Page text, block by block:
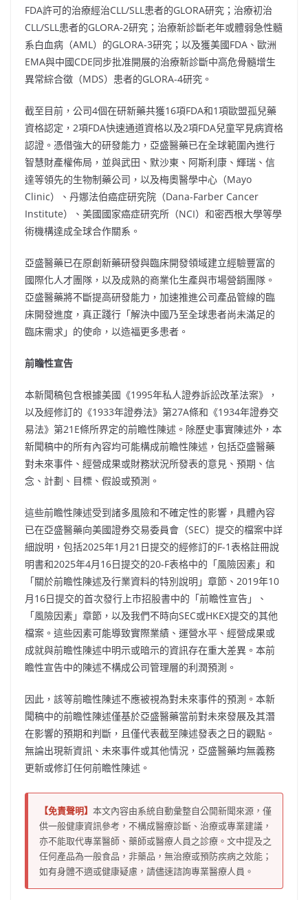
FDA許可的治療經治CLL/SLL患者的GLORA研究；治療初治
CLL/SLL患者的GLORA-2研究；治療新診斷老年或體弱急性髓
系白血病（AML）的GLORA-3研究；以及獲美國FDA、歐洲
EMA與中國CDE同步批准開展的治療新診斷中高危骨髓增生
異常綜合徵（MDS）患者的GLORA-4研究。
截至目前，公司4個在研新藥共獲16項FDA和1項歐盟孤兒藥
資格認定，2項FDA快速通道資格以及2項FDA兒童罕見病資格
認證。憑借強大的研發能力，亞盛醫藥已在全球範圍內進行
智慧財產權佈局，並與武田、默沙東、阿斯利康、輝瑞、信
達等領先的生物制藥公司，以及梅奧醫學中心（Mayo
Clinic）、丹娜法伯癌症研究院（Dana-Farber Cancer
Institute）、美國國家癌症研究所（NCI）和密西根大學等學
術機構達成全球合作關系。
亞盛醫藥已在原創新藥研發與臨床開發領域建立經驗豐富的
國際化人才團隊，以及成熟的商業化生產與市場營銷團隊。
亞盛醫藥將不斷提高研發能力，加速推進公司產品管線的臨
床開發進度，真正踐行「解決中國乃至全球患者尚未滿足的
臨床需求」的使命，以造福更多患者。
前瞻性宣告
本新聞稿包含根據美國《1995年私人證券訴訟改革法案》，
以及經修訂的《1933年證券法》第27A條和《1934年證券交
易法》第21E條所界定的前瞻性陳述。除歷史事實陳述外，本
新聞稿中的所有內容均可能構成前瞻性陳述，包括亞盛醫藥
對未來事件、經營成果或財務狀況所發表的意見、預期、信
念、計劃、目標、假設或預測。
這些前瞻性陳述受到諸多風險和不確定性的影響，具體內容
已在亞盛醫藥向美國證券交易委員會（SEC）提交的檔案中詳
細說明，包括2025年1月21日提交的經修訂的F-1表格註冊說
明書和2025年4月16日提交的20-F表格中的「風險因素」和
「關於前瞻性陳述及行業資料的特別說明」章節、2019年10
月16日提交的首次發行上市招股書中的「前瞻性宣告」、
「風險因素」章節，以及我們不時向SEC或HKEX提交的其他
檔案。這些因素可能導致實際業績、運營水平、經營成果或
成就與前瞻性陳述中明示或暗示的資訊存在重大差異。本前
瞻性宣告中的陳述不構成公司管理層的利潤預測。
因此，該等前瞻性陳述不應被視為對未來事件的預測。本新
聞稿中的前瞻性陳述僅基於亞盛醫藥當前對未來發展及其潛
在影響的預期和判斷，且僅代表截至陳述發表之日的觀點。
無論出現新資訊、未來事件或其他情況，亞盛醫藥均無義務
更新或修訂任何前瞻性陳述。
【免責聲明】 本文內容由系統自動彙整自公開新聞來源，僅
供一般健康資訊參考，不構成醫療診斷、治療或專業建議，
亦不能取代專業醫師、藥師或醫療人員之診療。文中提及之
任何產品為一般食品，非藥品，無治療或預防疾病之效能；
如有身體不適或健康疑慮，請儘速諮詢專業醫療人員。